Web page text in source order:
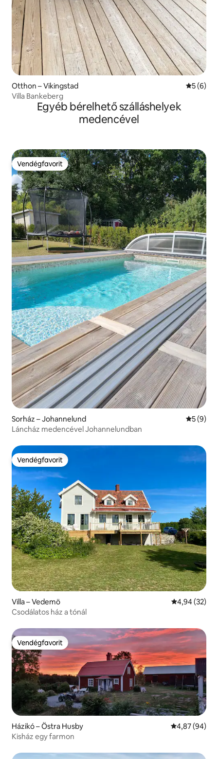
Otthon – Vikingstad Átlagos
5 (6)
Villa Bankeberg
Egyéb bérelhető szálláshelyek
medencével
Vendégfavorit
Vendégfavorit
Sorház – Johannelund Átlagos
5 (9)
Láncház medencével Johannelundban
Vendégfavorit
Vendégfavorit
Villa – Vedemö Átlagos
4,94 (32)
Csodálatos ház a tónál
Vendégfavorit
Vendégfavorit
Házikó – Östra Husby Átlagos
4,87 (94)
Kisház egy farmon